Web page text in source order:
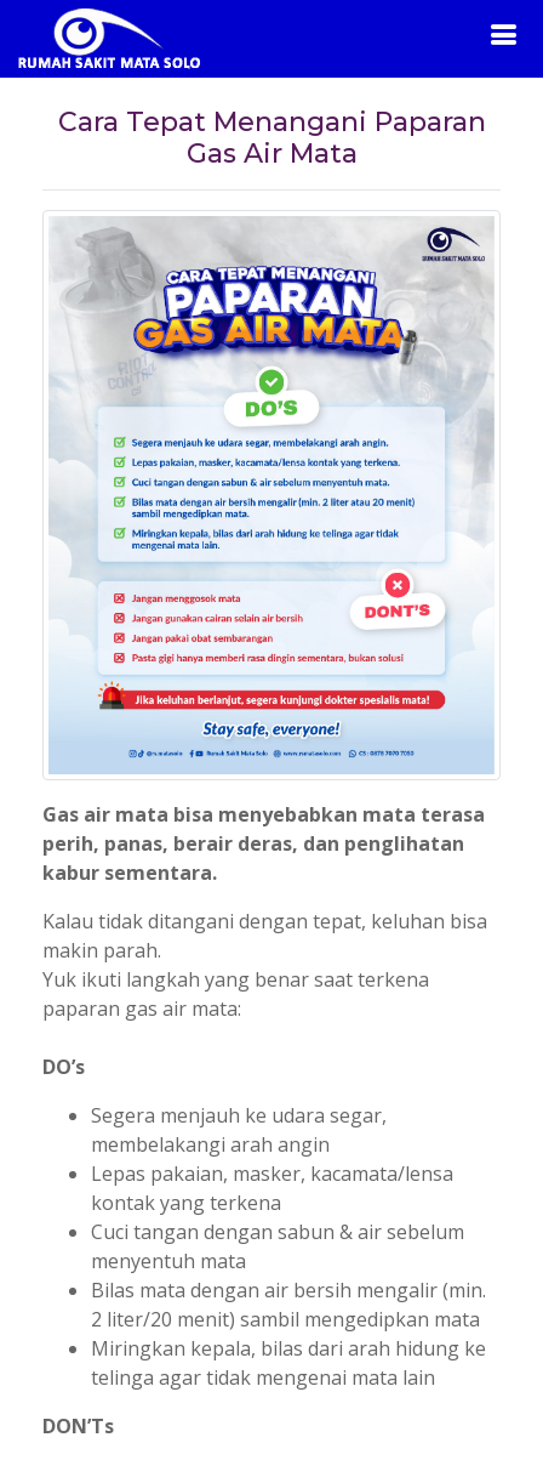
Cara Tepat Menangani Paparan
Gas Air Mata
Gas air mata bisa menyebabkan mata terasa
perih, panas, berair deras, dan penglihatan
kabur sementara.
Kalau tidak ditangani dengan tepat, keluhan bisa
makin parah.
Yuk ikuti langkah yang benar saat terkena
paparan gas air mata:
DO’s
Segera menjauh ke udara segar,
membelakangi arah angin
Lepas pakaian, masker, kacamata/lensa
kontak yang terkena
Cuci tangan dengan sabun & air sebelum
menyentuh mata
Bilas mata dengan air bersih mengalir (min.
2 liter/20 menit) sambil mengedipkan mata
Miringkan kepala, bilas dari arah hidung ke
telinga agar tidak mengenai mata lain
DON’Ts